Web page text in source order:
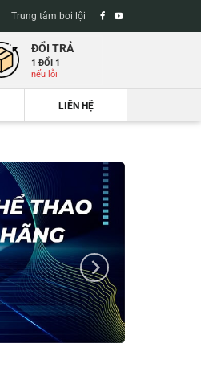
Trung tâm bơi lội
ĐỔI TRẢ
1 ĐỔI 1
nếu lỗi
LIÊN HỆ